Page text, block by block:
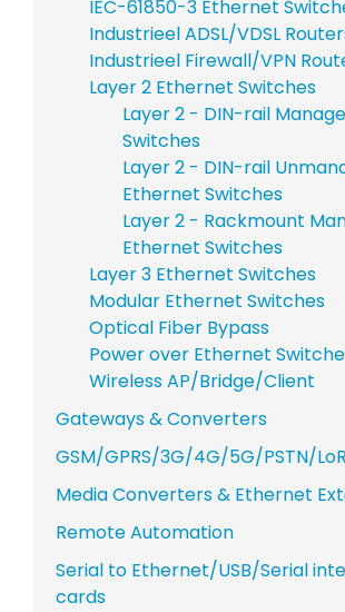
IEC-61850-3 Ethernet
Industrieel ADSL/VDSL
Industrieel Firewall/VPN
Layer 2 Ethernet Switches
Layer 2 - DIN-rail
Switches
Layer 2 - DIN-rail
Ethernet Switches
Layer 2 - Rackmount
Ethernet Switches
Layer 3 Ethernet Switches
Modular Ethernet Switches
Optical Fiber Bypass
Power over Ethernet
Wireless AP/Bridge/Client
Gateways & Converters
GSM/GPRS/3G/4G/5G/PSTN/
Media Converters & Ethernet
Remote Automation
Serial to Ethernet/USB/Serial
cards